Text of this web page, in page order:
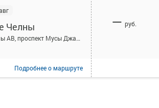
Челны
Набережные Челны АВ, проспект Мусы Джалиля, 7
Подробнеео маршруте
— руб.